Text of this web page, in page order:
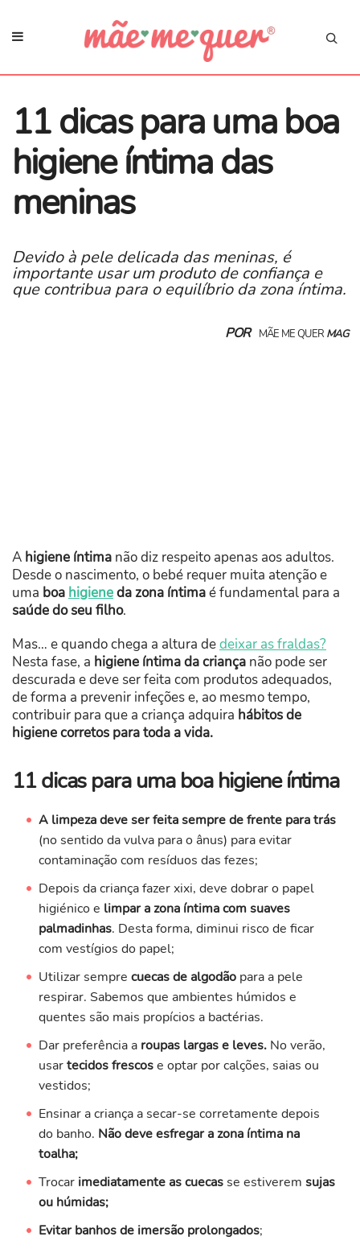
11 dicas para uma boa
higiene íntima das
meninas
Devido à pele delicada das meninas, é
importante usar um produto de confiança e
que contribua para o equilíbrio da zona íntima.
POR MÃE ME QUER MAG
A higiene íntima não diz respeito apenas aos adultos.
Desde o nascimento, o bebé requer muita atenção e
uma boa higieneda zona íntimaé fundamental para a
saúde do seu filho.
Mas… e quando chega a altura dedeixar as fraldas?
Nesta fase, a higiene íntima da criança não pode ser
descurada e deve ser feita com produtos adequados,
de forma a prevenir infeções e, ao mesmo tempo,
contribuir para que a criança adquira hábitos de
higiene corretos para toda a vida.
11 dicas para uma boa higiene íntima
A limpeza deve ser feita sempre de frente para trás
(no sentido da vulva para o ânus) para evitar
contaminação com resíduos das fezes;
Depois da criança fazer xixi, deve dobrar o papel
higiénico e limpar a zona íntima com suaves
palmadinhas. Desta forma, diminui risco de ficar
com vestígios do papel;
Utilizar sempre cuecas de algodão para a pele
respirar. Sabemos que ambientes húmidos e
quentes são mais propícios a bactérias.
Dar preferência aroupas largas e leves. No verão,
usartecidos frescose optar por calções, saias ou
vestidos;
Ensinar a criança a secar-se corretamente depois
do banho. Não deve esfregar a zona íntima na
toalha;
Trocar imediatamente as cuecasse estiverem sujas
ou húmidas;
Evitar banhos de imersão prolongados;